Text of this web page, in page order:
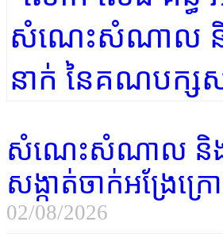
សំណេះសំណាល និង
សង្កាត់ចាក់អង្រែក្រ
02/08/2026